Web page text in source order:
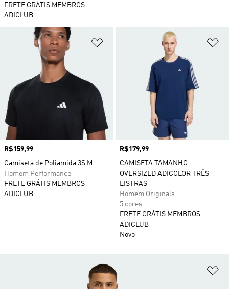
FRETE GRÁTIS MEMBROS
ADICLUB
Adicionar à Lista de Desejos
Preço
R$159,99
Camiseta de Poliamida 3S M
Homem Performance
FRETE GRÁTIS MEMBROS
ADICLUB
Preço
R$179,99
CAMISETA TAMANHO
OVERSIZED ADICOLOR TRÊS
LISTRAS
Homem Originals
5 cores
FRETE GRÁTIS MEMBROS
ADICLUB
Novo